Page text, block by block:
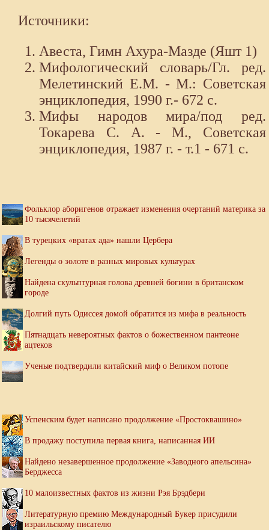
Источники:
Авеста, Гимн Ахура-Мазде (Яшт 1)
Мифологический словарь/Гл. ред.
Мелетинский Е.М. - М.: Советская
энциклопедия, 1990 г.- 672 с.
Мифы народов мира/под ред.
Токарева С. А. - М., Советская
энциклопедия, 1987 г. - т.1 - 671 с.
Фольклор аборигенов отражает изменения очертаний материка за
10 тысячелетий
В турецких «вратах ада» нашли Цербера
Легенды о золоте в разных мировых культурах
Найдена скульптурная голова древней богини в британском
городе
Долгий путь Одиссея домой обратится из мифа в реальность
Пятнадцать невероятных фактов о божественном пантеоне
ацтеков
Ученые подтвердили китайский миф о Великом потопе
Успенским будет написано продолжение «Простоквашино»
В продажу поступила первая книга, написанная ИИ
Найдено незавершенное продолжение «Заводного апельсина»
Берджесса
10 малоизвестных фактов из жизни Рэя Брэдбери
Литературную премию Международный Букер присудили
израильскому писателю